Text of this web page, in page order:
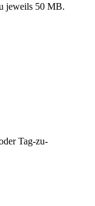
jeweils 50 MB.
Tag-zu-